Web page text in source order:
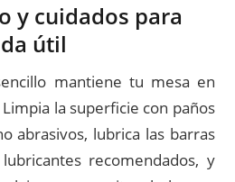
y cuidados para
útil
mantiene tu mesa en
la superficie con paños
abrasivos, lubrica las barras
recomendados, y